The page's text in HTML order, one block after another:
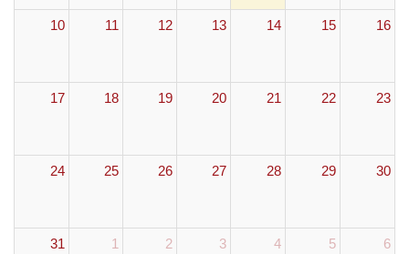
10 11 12 13 14 15 16
17 18 19 20 21 22 23
24 25 26 27 28 29 30
31 1 2 3 4 5 6